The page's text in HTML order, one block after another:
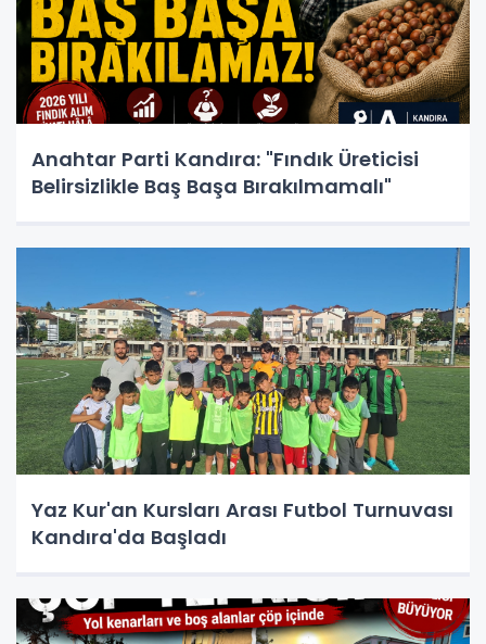
Anahtar Parti Kandıra: "Fındık Üreticisi
Belirsizlikle Baş Başa Bırakılmamalı"
Yaz Kur'an Kursları Arası Futbol Turnuvası
Kandıra'da Başladı